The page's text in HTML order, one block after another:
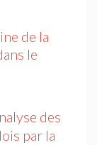
de la
le
des
par la